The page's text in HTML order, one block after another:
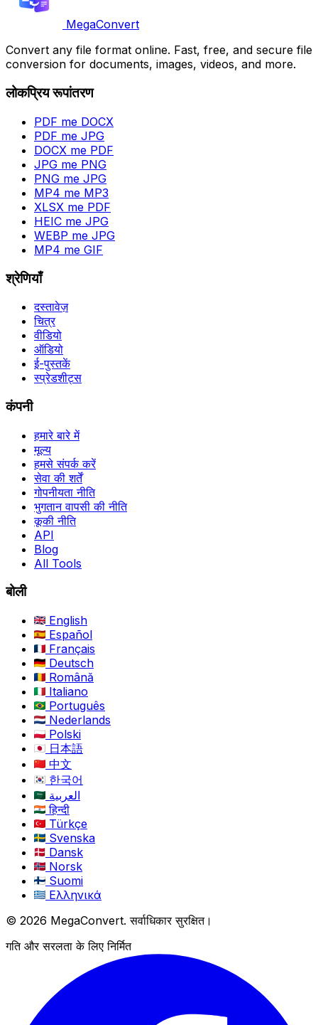
MegaConvert
Convert any file format online. Fast, free, and secure file
conversion for documents, images, videos, and more.
लोकप्रिय रूपांतरण
PDF me DOCX
PDF me JPG
DOCX me PDF
JPG me PNG
PNG me JPG
MP4 me MP3
XLSX me PDF
HEIC me JPG
WEBP me JPG
MP4 me GIF
श्रेणियाँ
दस्तावेज़
चित्र
वीडियो
ऑडियो
ई-पुस्तकें
स्प्रेडशीट्स
कंपनी
हमारे बारे में
मूल्य
हमसे संपर्क करें
सेवा की शर्तें
गोपनीयता नीति
भुगतान वापसी की नीति
कूकी नीति
API
Blog
All Tools
बोली
English
Español
Français
Deutsch
Română
Italiano
Português
Nederlands
Polski
日本語
中文
한국어
العربية
हिन्दी
Türkçe
Svenska
Dansk
Norsk
Suomi
Ελληνικά
© 2026 MegaConvert. सर्वाधिकार सुरक्षित।
गति और सरलता के लिए निर्मित